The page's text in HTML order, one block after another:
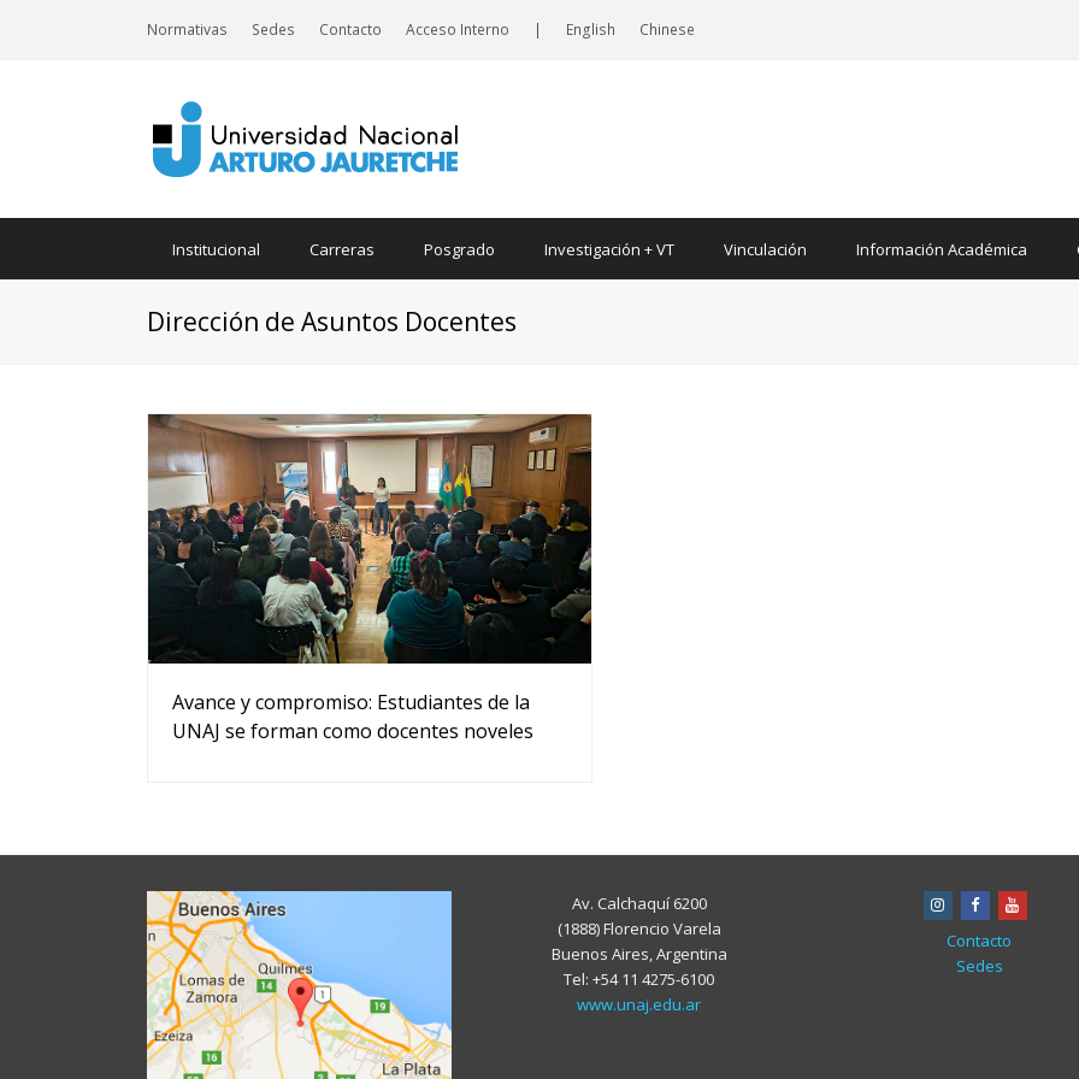
Normativas Sedes Contacto Acceso Interno | English Chinese
Institucional Carreras Posgrado Investigación + VT Vinculación Información Académica
Dirección de Asuntos Docentes
Avance y compromiso: Estudiantes de la
UNAJ se forman como docentes noveles
Av. Calchaquí 6200
(1888) Florencio Varela
Buenos Aires, Argentina
Tel: +54 11 4275-6100
www.unaj.edu.ar
instagram
facebookyoutube
Contacto
Sedes